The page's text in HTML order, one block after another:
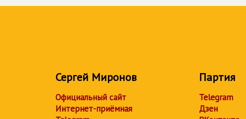
Сергей Миронов
Официальный сайт
Интернет-приёмная
Партия
Telegram
Дзен